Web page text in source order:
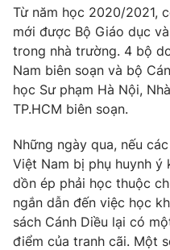
Phó Tổng Biên tập:Nguyễn
Nguyễn Trọng Ninh
Tổng đài VTV:024.38 355
Ðiện thoại Thời báo VTV:
Email:toasoan@vtv.vn
Liên hệ quảng cáo:024-
Từ năm học 2020/2021,
mới được Bộ Giáo dục
trong nhà trường. 4 bộ
Nam biên soạn và bộ
học Sư phạm Hà Nội,
TP.HCM biên soạn.
Những ngày qua, nếu
Việt Nam bị phụ huynh ý
dồn ép phải học thuộc
ngắn dẫn đến việc học
sách Cánh Diều lại có
điểm của tranh cãi. Một